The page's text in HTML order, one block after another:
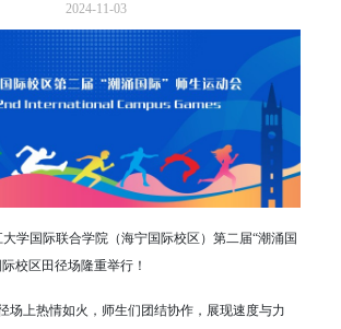
2024-11-03
大学国际联合学院（海宁国际校区）第二届“潮涌国
校区田径场隆重举行！
场上热情如火，师生们团结协作，展现速度与力